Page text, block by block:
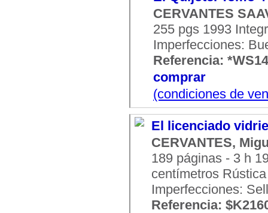
CERVANTES
255 pgs 1993
Imperfecciones:
Referencia:
comprar
(condiciones de
El licenciado
CERVANTES,
189 páginas - 3 h
centímetros
Imperfecciones:
Referencia: